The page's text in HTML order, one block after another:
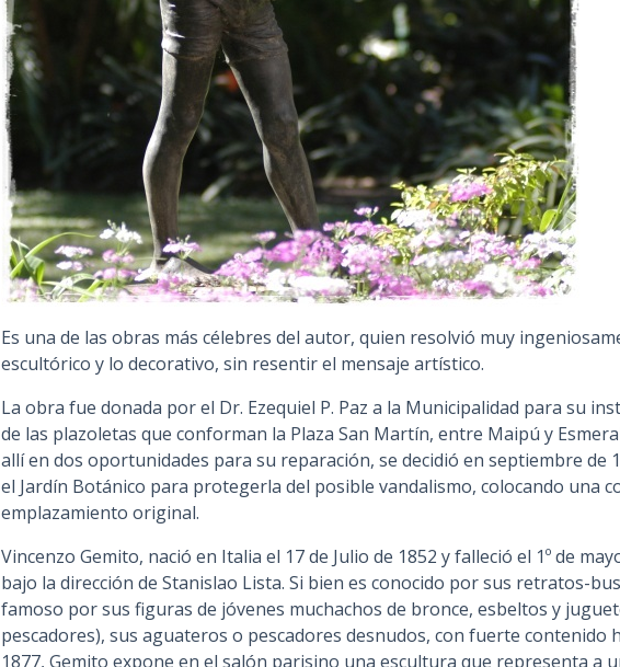
Es una de las obras más célebres del autor, quien resolvió muy
escultórico y lo decorativo, sin resentir el mensaje artístico.
La obra fue donada por el Dr. Ezequiel P. Paz a la Municipalidad para su
de las plazoletas que conforman la Plaza San Martín, entre Maipú y
allí en dos oportunidades para su reparación, se decidió en septiembre de
el Jardín Botánico para protegerla del posible vandalismo, colocando una
emplazamiento original.
Vincenzo Gemito, nació en Italia el 17 de Julio de 1852 y falleció el 1º de
bajo la dirección de Stanislao Lista. Si bien es conocido por sus retratos-
famoso por sus figuras de jóvenes muchachos de bronce, esbeltos y
pescadores), sus aguateros o pescadores desnudos, con fuerte contenido
1877, Gemito expone en el salón parisino una escultura que representa a